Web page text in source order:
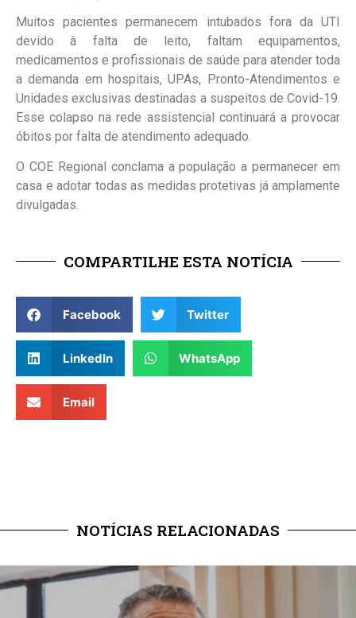
Muitos pacientes permanecem intubados fora da UTI
devido à falta de leito, faltam equipamentos,
medicamentos e profissionais de saúde para atender toda
a demanda em hospitais, UPAs, Pronto-Atendimentos e
Unidades exclusivas destinadas a suspeitos de Covid-19.
Esse colapso na rede assistencial continuará a provocar
óbitos por falta de atendimento adequado.
O COE Regional conclama a população a permanecer em
casa e adotar todas as medidas protetivas já amplamente
divulgadas.
COMPARTILHE ESTA NOTÍCIA
Facebook Twitter
LinkedIn WhatsApp
Email
NOTÍCIAS RELACIONADAS